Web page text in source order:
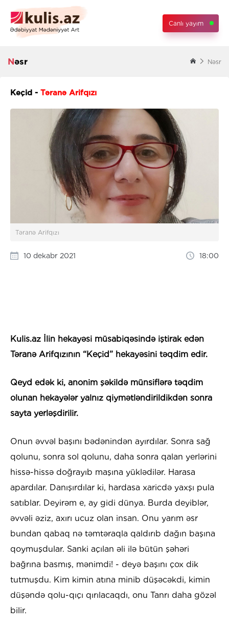
Canlı yayım
Nəsr Nəsr
Keçid - Təranə Arifqızı
Təranə Arifqızı
10 dekabr 2021 18:00
Kulis.az İlin hekayəsi müsabiqəsində iştirak edən
Təranə Arifqızının “Keçid” hekayəsini təqdim edir.
Qeyd edək ki, anonim şəkildə münsiflərə təqdim
olunan hekayələr yalnız qiymətləndirildikdən sonra
sayta yerləşdirilir.
Onun əvvəl başını bədənindən ayırdılar. Sonra sağ
qolunu, sonra sol qolunu, daha sonra qalan yerlərini
hissə-hissə doğrayıb maşına yüklədilər. Harasa
apardılar. Danışırdılar ki, hardasa xaricdə yaxşı pula
satıblar. Deyirəm e, ay gidi dünya. Burda deyiblər,
əvvəli əziz, axırı ucuz olan insan. Onu yarım əsr
bundan qabaq nə təmtəraqla qaldırıb dağın başına
qoymuşdular. Sanki açılan əli ilə bütün şəhəri
bağrına basmış, mənimdi! - deyə başını çox dik
tutmuşdu. Kim kimin atına minib düşəcəkdi, kimin
düşəndə qolu-qıçı qırılacaqdı, onu Tanrı daha gözəl
bilir.